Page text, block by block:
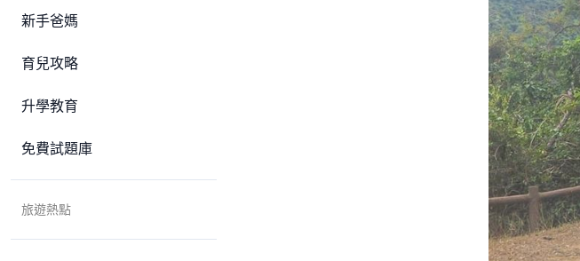
新手爸媽
育兒攻略
升學教育
免費試題庫
旅遊熱點